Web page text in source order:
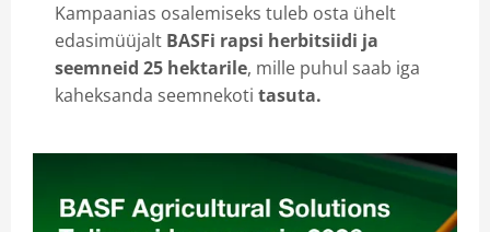
Kampaanias osalemiseks tuleb osta ühelt
edasimüüjalt BASFi rapsi herbitsiidi ja
seemneid 25 hektarile, mille puhul saab iga
kaheksanda seemnekoti tasuta.
Kontaktid
Meist